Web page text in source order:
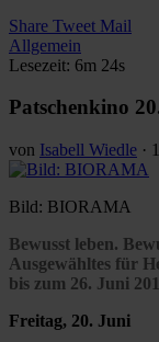
Share Tweet Mail
Allgemein
Lesezeit: 6m 24s
Patschenkino
von Isabell Wiedle ·
Bild: BIORAMA
Bewusst leben.
Ausgewähltes für
bis zum 26. Juni
Freitag, 20. Juni